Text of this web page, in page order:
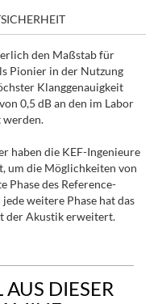
den Maßstab für
Pionier in der Nutzung
Klanggenauigkeit
0,5 dB an den im Labor
werden.
haben die KEF-Ingenieure
um die Möglichkeiten von
Phase des Reference-
weitere Phase hat das
der Akustik erweitert.
DIESER